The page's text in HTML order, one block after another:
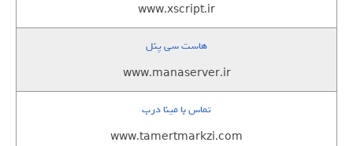
www.xscript.ir
هاست سی پنل
www.manaserver.ir
تماس با مینا درب
www.tamertmarkzi.com